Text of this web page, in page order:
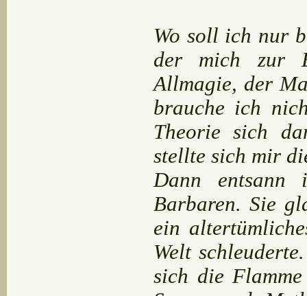
Wo soll ich nur
der mich zur
Allmagie, der
brauche ich
Theorie sich
stellte sich mir
Dann entsann
Barbaren. Sie
ein
Welt
sich die